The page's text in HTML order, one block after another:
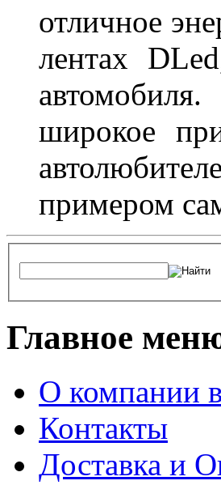
отличное
лентах
широкое
примером
Главное
О компании
Контакты
Доставка и